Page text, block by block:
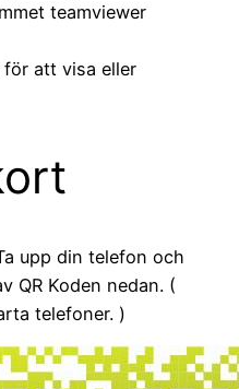
teamviewer
att visa eller
upp din telefon och
QR Koden nedan. (
telefoner. )